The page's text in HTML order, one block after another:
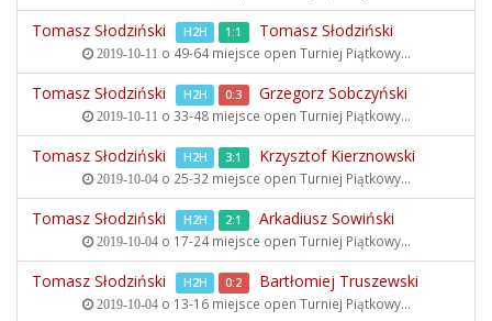
Tomasz Słodziński H2H 1:1 Tomasz Słodziński
2019-10-11 o 49-64 miejsce open Turniej Piątkowy...
Tomasz Słodziński H2H 0:3 Grzegorz Sobczyński
2019-10-11 o 33-48 miejsce open Turniej Piątkowy...
Tomasz Słodziński H2H 3:1 Krzysztof Kierznowski
2019-10-04o 25-32 miejsce open Turniej Piątkowy...
Tomasz Słodziński H2H 2:1 Arkadiusz Sowiński
2019-10-04o 17-24 miejsce open Turniej Piątkowy...
Tomasz Słodziński H2H 0:2 Bartłomiej Truszewski
2019-10-04o 13-16 miejsce open Turniej Piątkowy...